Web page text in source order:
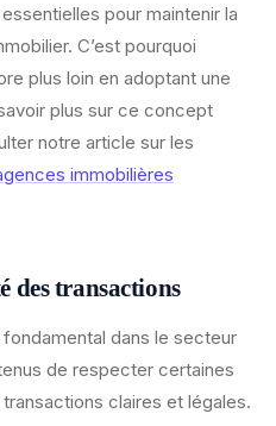
pour maintenir la
C’est pourquoi
plus loin en adoptant une
plus sur ce concept
notre article sur les
immobilières
des transactions
dans le secteur
de respecter certaines
claires et légales.